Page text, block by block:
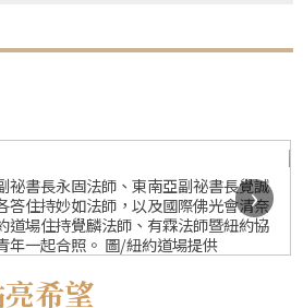
祕書長永固法師、東南亞副祕書長覺誠
答住持妙如法師，以及國際佛光會清奈
道場住持覺麟法師、有霖法師暨紐約協
年一起合照。 圖/紐約道場提供
›
希望